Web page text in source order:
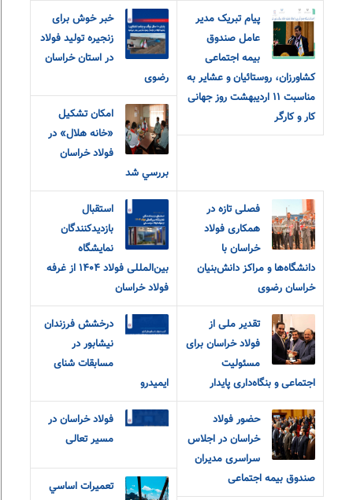
پیام تبریک مدیر
عامل صندوق
بیمه اجتماعی
کشاورزان، روستائیان و عشایر به
مناسبت ۱۱ اردیبهشت روز جهانی
کار و کارگر
خبر خوش برای
زنجیره تولید فولاد
در استان خراسان
رضوی
امکان تشکيل
«خانه هلال» در
فولاد خراسان
بررسي شد
فصلی تازه در
همکاری فولاد
خراسان با
دانشگاه‌ها و مراکز دانش‌بنیان
خراسان رضوی
استقبال
بازدیدکنندگان
نمایشگاه
بین‌المللی فولاد ۱۴۰۴ از غرفه
فولاد خراسان
تقدیر ملی از
فولاد خراسان برای
مسئولیت
اجتماعی و بنگاه‌داری پایدار
درخشش فرزندان
نیشابور در
مسابقات شنای
ایمیدرو
حضور فولاد
خراسان در اجلاس
سراسری مدیران
صندوق بیمه اجتماعی
فولاد خراسان در
مسیر تعالی
تعميرات اساسي